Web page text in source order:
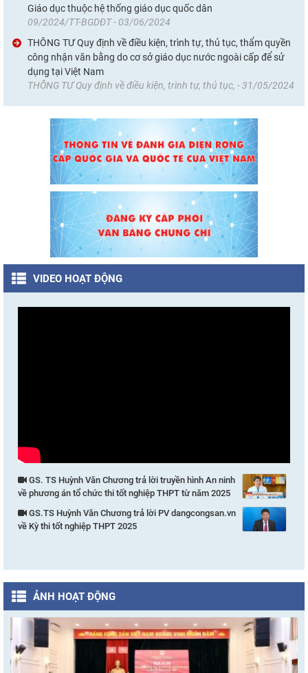
Giáo dục thuộc hệ thống giáo dục quốc dân
09/2024/TT-BGDĐT - 03/06/2024
THÔNG TƯ Quy định về điều kiện, trình tự, thủ tục, thẩm quyền
công nhận văn bằng do cơ sở giáo dục nước ngoài cấp để sử
dụng tại Việt Nam
THÔNG TƯ Quy định về điều kiện, trình tự, thủ tục, - 31/05/2024
VIDEO HOẠT ĐỘNG
GS. TS Huỳnh Văn Chương trả lời truyền hình An ninh
về phương án tổ chức thi tốt nghiệp THPT từ năm 2025
GS.TS Huỳnh Văn Chương trả lời PV dangcongsan.vn
về Kỳ thi tốt nghiệp THPT 2025
ẢNH HOẠT ĐỘNG